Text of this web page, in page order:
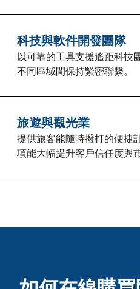
科技與軟件開發團隊
以可靠的工具支援遙距科技
不同區域間保持緊密聯繫。
旅遊與觀光業
提供旅客能隨時撥打的便捷
項能大幅提升客戶信任度與